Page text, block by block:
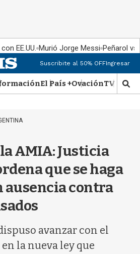
EE.UU. Murió Jorge Messi Peñarol
Suscribite al 50% OFFIngresar
El País +OvaciónTV Show
M
o
AMIA: Justicia
que se haga
ausencia contra
avanzar con el
la nueva ley que